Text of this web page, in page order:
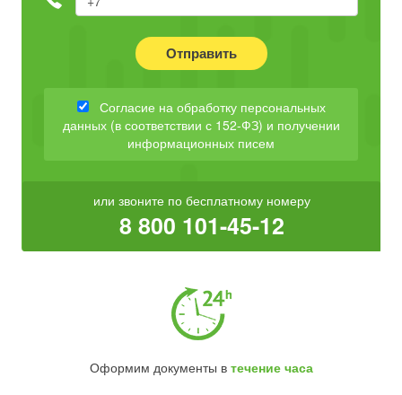
Отправить
Согласие на обработку персональных
данных (в соответствии с 152-ФЗ) и получении
информационных писем
или звоните по бесплатному номеру
8 800 101-45-12
Оформим документы в течение часа